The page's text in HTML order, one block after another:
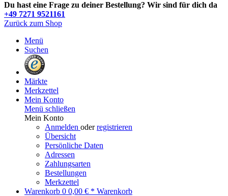
Du hast eine Frage zu deiner Bestellung? Wir sind für dich da
+49 7271 9521161
Zurück zum Shop
Menü
Suchen
Märkte
Merkzettel
Mein Konto
Menü schließen
Mein Konto
Anmelden oderregistrieren
Übersicht
Persönliche Daten
Adressen
Zahlungsarten
Bestellungen
Merkzettel
Warenkorb 0 0,00 € * Warenkorb